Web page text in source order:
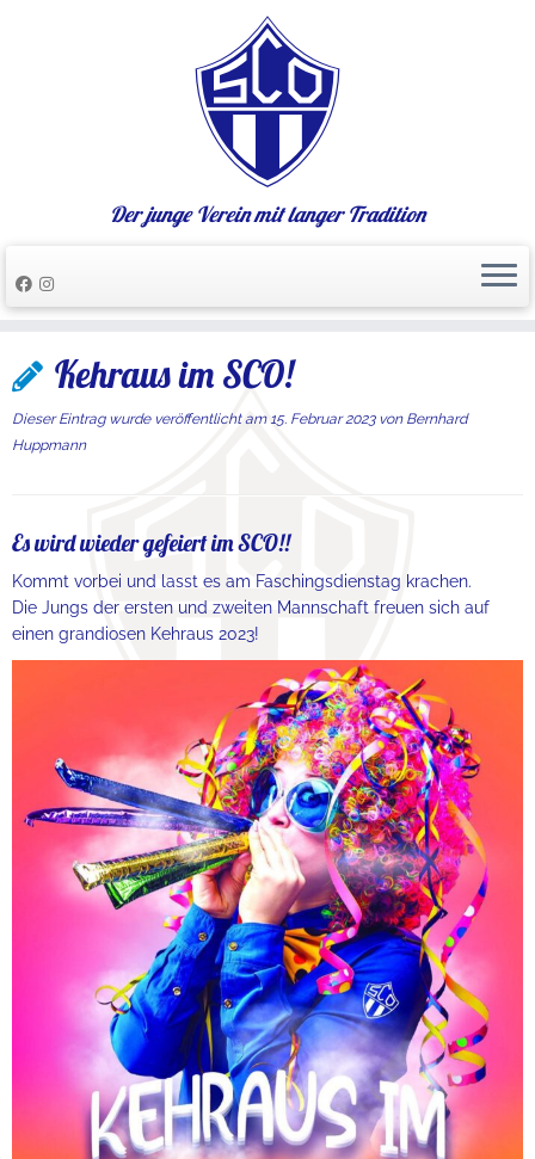
Inhalt
springen
Der junge Verein mit langer Tradition
Kehraus im SCO!
Dieser Eintrag wurde veröffentlicht am 15. Februar 2023 von Bernhard
Huppmann
Es wird wieder gefeiert im SCO!!
Kommt vorbei und lasst es am Faschingsdienstag krachen.
Die Jungs der ersten und zweiten Mannschaft freuen sich auf
einen grandiosen Kehraus 2023!